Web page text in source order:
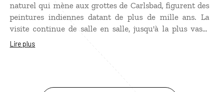
naturel qui mène aux grottes de Carlsbad, figurent des
peintures indiennes datant de plus de mille ans. La
visite continue de salle en salle, jusqu'à la plus vaste
d'entre elles, dont certaines stalactites atteignent la
Autre curiosité, plus d'un million de chauves-souris qui
Lire plus